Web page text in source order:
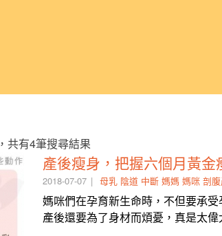
，共有4筆搜尋結果
產後瘦身，把握六個月黃金
2018-07-07 母乳 陰道 中斷 媽媽 媽咪 剖
媽咪們在孕育新生命時，不但要承
產後還要為了身材而煩憂，真是太